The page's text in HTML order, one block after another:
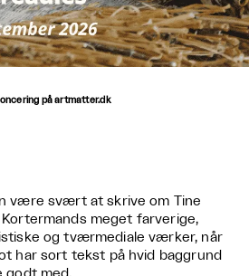
på artmatter.dk
være svært at skrive om Tine
Kortermands meget farverige,
og tværmediale værker, når
har sort tekst på hvid baggrund